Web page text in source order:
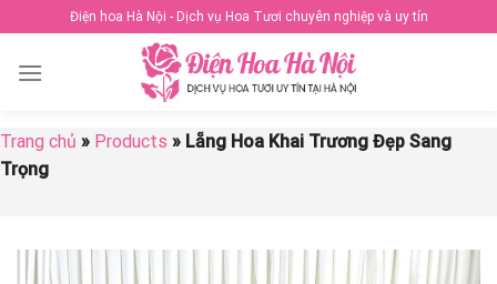
to
content
Điện hoa Hà Nội - Dịch vụ Hoa Tươi chuyên nghiệp và uy tín
Trang chủ » Products » Lẵng Hoa Khai Trương Đẹp Sang
Trọng